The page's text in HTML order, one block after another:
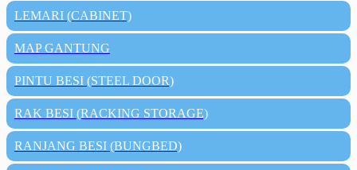
LEMARI (CABINET)
MAP GANTUNG
PINTU BESI (STEEL DOOR)
RAK BESI (RACKING STORAGE)
RANJANG BESI (BUNGBED)